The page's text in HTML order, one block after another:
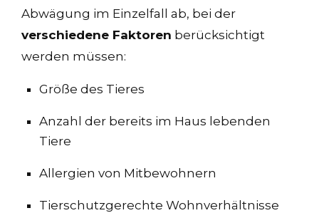
Abwägung im Einzelfall ab, bei der
verschiedene Faktoren berücksichtigt
werden müssen:
Größe des Tieres
Anzahl der bereits im Haus lebenden
Tiere
Allergien von Mitbewohnern
Tierschutzgerechte Wohnverhältnisse